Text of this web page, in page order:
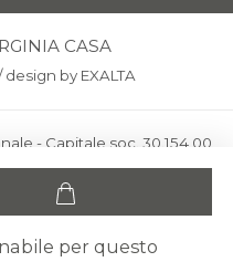
per questo
CASA
design by EXALTA
- Capitale soc. 30.154,00
Montespertoli, loc. Anselmo